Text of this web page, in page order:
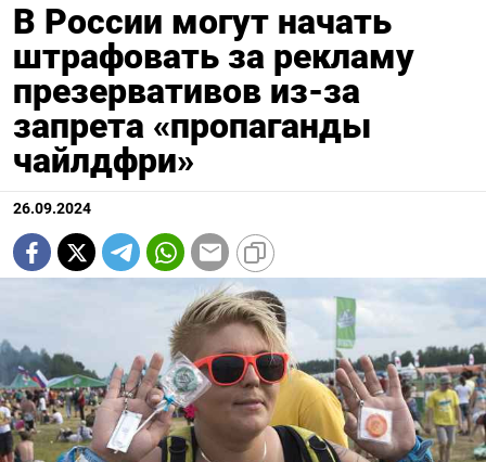
В России могут начать
штрафовать за рекламу
презервативов из-за
запрета «пропаганды
чайлдфри»
26.09.2024